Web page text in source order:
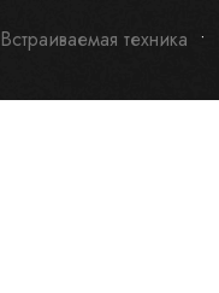
Встраиваемая техника